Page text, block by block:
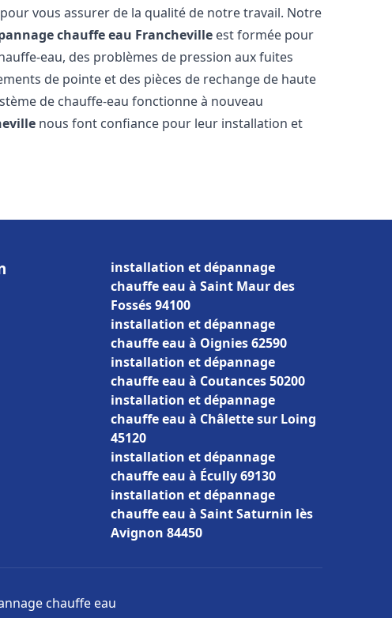
vous assurer de la qualité de notre travail. Notre
chauffe eau Francheville est formée pour
eau, des problèmes de pression aux fuites
de pointe et des pièces de rechange de haute
de chauffe-eau fonctionne à nouveau
nous font confiance pour leur installation et
installation et dépannage
chauffe eau à Saint Maur des
Fossés 94100
installation et dépannage
chauffe eau à Oignies 62590
installation et dépannage
chauffe eau à Coutances 50200
installation et dépannage
chauffe eau à Châlette sur Loing
45120
installation et dépannage
chauffe eau à Écully 69130
installation et dépannage
chauffe eau à Saint Saturnin lès
Avignon 84450
chauffe eau